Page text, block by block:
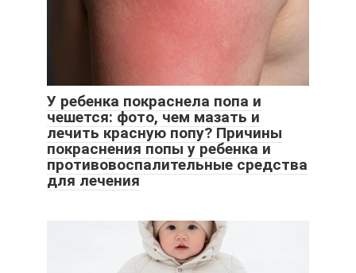
У ребенка покраснела попа и
чешется: фото, чем мазать и
лечить красную попу? Причины
покраснения попы у ребенка и
противовоспалительные средства
для лечения